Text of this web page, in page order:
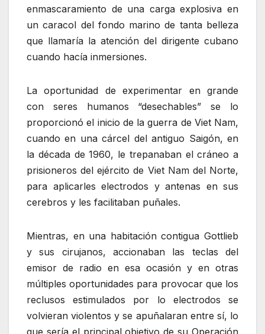
enmascaramiento de una carga explosiva en
un caracol del fondo marino de tanta belleza
que llamaría la atención del dirigente cubano
cuando hacía inmersiones.
La oportunidad de experimentar en grande
con seres humanos “desechables” se lo
proporcionó el inicio de la guerra de Viet Nam,
cuando en una cárcel del antiguo Saigón, en
la década de 1960, le trepanaban el cráneo a
prisioneros del ejército de Viet Nam del Norte,
para aplicarles electrodos y antenas en sus
cerebros y les facilitaban puñales.
Mientras, en una habitación contigua Gottlieb
y sus cirujanos, accionaban las teclas del
emisor de radio en esa ocasión y en otras
múltiples oportunidades para provocar que los
reclusos estimulados por lo electrodos se
volvieran violentos y se apuñalaran entre sí, lo